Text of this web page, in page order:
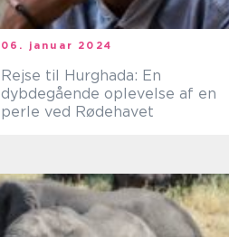
06. januar 2024
Rejse til Hurghada: En
dybdegående oplevelse af en
perle ved Rødehavet